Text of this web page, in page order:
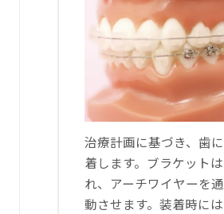
治療計画に基づき、歯
着します。ブラケット
れ、アーチワイヤーを
動させます。装着時に